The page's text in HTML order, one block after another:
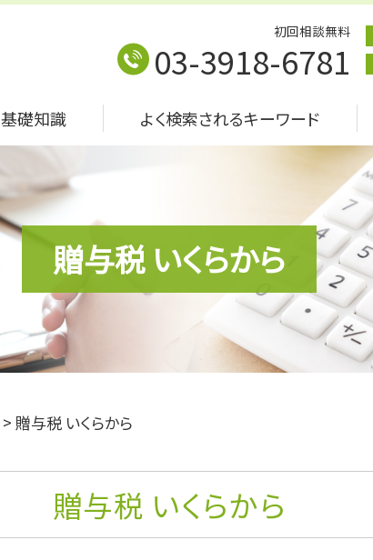
贈与税 いくらから
初回相談無料
03-3918-6781
基礎知識 よく検索されるキーワード
> 贈与税 いくらから
贈与税 いくらから